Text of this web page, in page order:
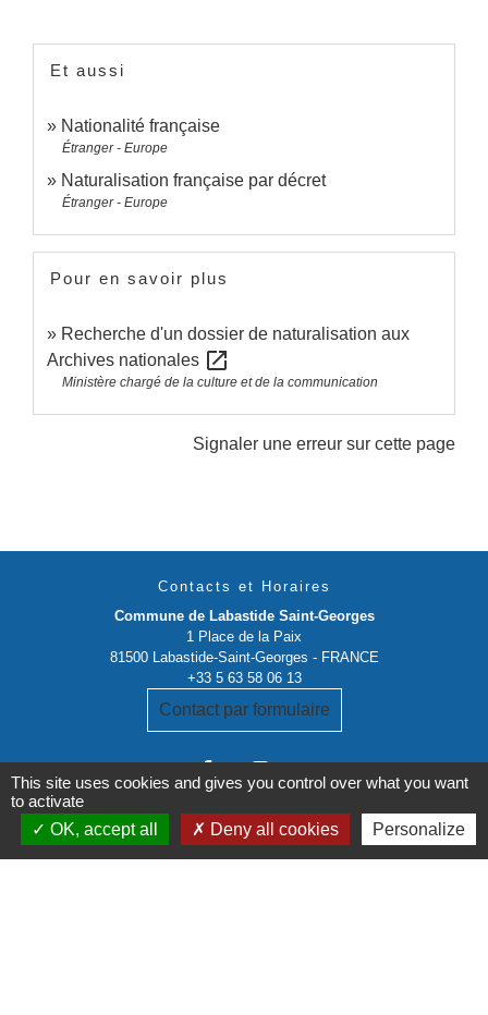
Et aussi
Nationalité française
Étranger - Europe
Naturalisation française par décret
Étranger - Europe
Pour en savoir plus
Recherche d'un dossier de naturalisation aux
Archives nationales open_in_new
Ministère chargé de la culture et de la communication
Signaler une erreur sur cette page
Contacts et Horaires
Commune de Labastide Saint-Georges
1 Place de la Paix
81500 Labastide-Saint-Georges - FRANCE
+33 5 63 58 06 13
Contact par formulaire
This site uses cookies and gives you control over what you want
to activate
OK, accept all
Deny all cookies Personalize